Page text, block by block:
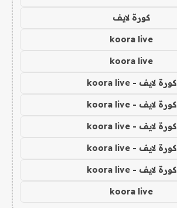
كورة لايف
koora live
koora live
كورة لايف - koora live
كورة لايف - koora live
كورة لايف - koora live
كورة لايف - koora live
كورة لايف - koora live
koora live